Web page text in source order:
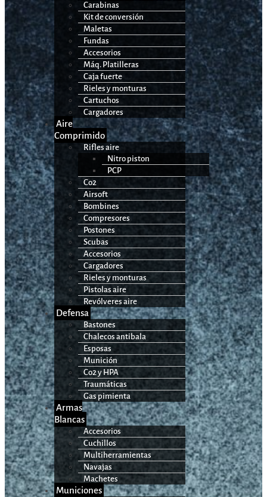
Carabinas
Kit de conversión
Maletas
Fundas
Accesorios
Máq. Platilleras
Caja fuerte
Rieles y monturas
Cartuchos
Cargadores
Aire
Comprimido
Rifles aire
Nitro piston
PCP
Co2
Airsoft
Bombines
Compresores
Postones
Scubas
Accesorios
Cargadores
Rieles y monturas
Pistolas aire
Revólveres aire
Defensa
Bastones
Chalecos antibala
Esposas
Munición
Co2 y HPA
Traumáticas
Gas pimienta
Armas
Blancas
Accesorios
Cuchillos
Multiherramientas
Navajas
Machetes
Municiones